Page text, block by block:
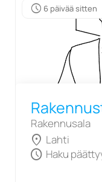
schedule 6 päivää sitten
Rakennusala
location_on Lahti
schedule Haku